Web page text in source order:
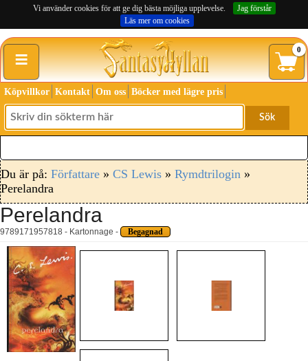
Vi använder cookies för att ge dig bästa möjliga upplevelse.
Jag förstår
Läs mer om cookies
≡ 0
Köpvillkor Kontakt Om oss Böcker med lägre pris
Sök
Du är på: Författare » CS Lewis » Rymdtrilogin »
Perelandra
Perelandra
9789171957818 - Kartonnage - Begagnad